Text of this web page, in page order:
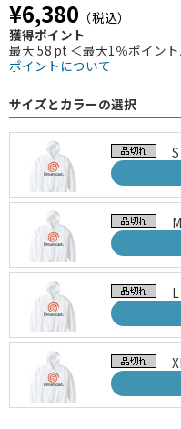
¥6,380 （税込）
獲得ポイント
最大 58 pt ＜最大1％ポイン
ポイントについて
サイズとカラーの選択
S
L